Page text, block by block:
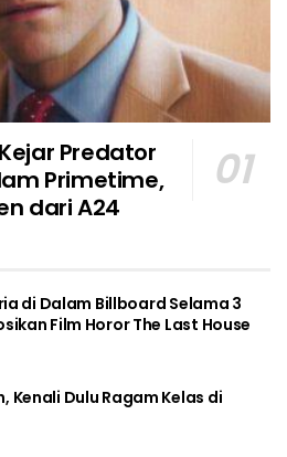
Predator
Primetime,
dari A24
di Dalam Billboard Selama 3
Film Horor The Last House
Kenali Dulu Ragam Kelas di